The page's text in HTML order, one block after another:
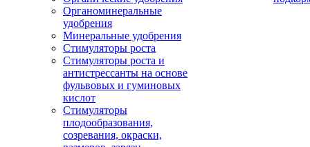
Органоминеральные
удобрения
Минеральные удобрения
Стимуляторы роста
Стимуляторы роста и
антистрессанты на основе
фульвовых и гуминовых
кислот
Стимуляторы
плодообразования,
созревания, окраски,